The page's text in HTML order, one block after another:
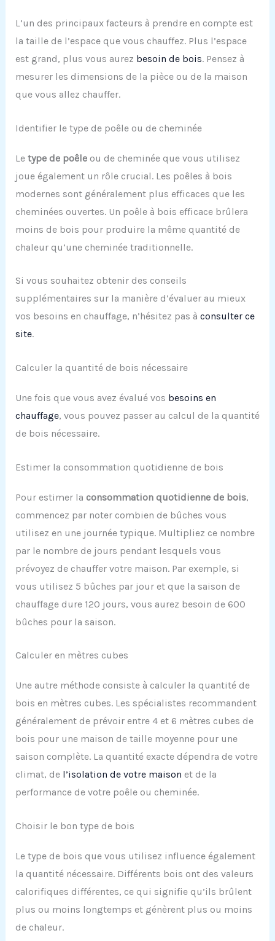
L’un des principaux facteurs à prendre en compte est
la taille de l’espace que vous chauffez. Plus l’espace
est grand, plus vous aurez besoin de bois. Pensez à
mesurer les dimensions de la pièce ou de la maison
que vous allez chauffer.
Identifier le type de poêle ou de cheminée
Letype de poêleou de cheminée que vous utilisez
joue également un rôle crucial. Les poêles à bois
modernes sont généralement plus efficaces que les
cheminées ouvertes. Un poêle à bois efficace brûlera
moins de bois pour produire la même quantité de
chaleur qu’une cheminée traditionnelle.
Si vous souhaitez obtenir des conseils
supplémentaires sur la manière d’évaluer au mieux
vos besoins en chauffage, n’hésitez pas à consulter ce
site.
Calculer la quantité de bois nécessaire
Une fois que vous avez évalué vos besoins en
chauffage, vous pouvez passer au calcul de la quantité
de bois nécessaire.
Estimer la consommation quotidienne de bois
Pour estimer la consommation quotidienne de bois,
commencez par noter combien de bûches vous
utilisez en une journée typique. Multipliez ce nombre
par le nombre de jours pendant lesquels vous
prévoyez de chauffer votre maison. Par exemple, si
vous utilisez 5 bûches par jour et que la saison de
chauffage dure 120 jours, vous aurez besoin de 600
bûches pour la saison.
Calculer en mètres cubes
Une autre méthode consiste à calculer la quantité de
bois en mètres cubes. Les spécialistes recommandent
généralement de prévoir entre 4 et 6 mètres cubes de
bois pour une maison de taille moyenne pour une
saison complète. La quantité exacte dépendra de votre
climat, del’isolation de votre maison et de la
performance de votre poêle ou cheminée.
Choisir le bon type de bois
Le type de bois que vous utilisez influence également
la quantité nécessaire. Différents bois ont des valeurs
calorifiques différentes, ce qui signifie qu’ils brûlent
plus ou moins longtemps et génèrent plus ou moins
de chaleur.